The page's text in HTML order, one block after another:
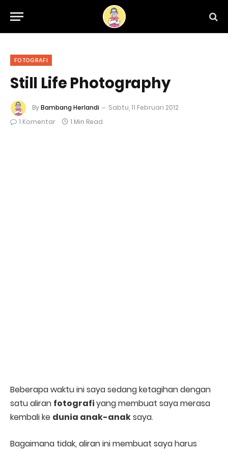
FOTOGRAFI
Still Life Photography
ByBambang Herlandi
Sabtu, 11 Februari 2012
1 Komentar
1 Min Read
Beberapa waktu ini saya sedang ketagihan dengan
satu aliran fotografiyang membuat saya merasa
kembali ke dunia anak-anaksaya.
Bagaimana tidak, aliran ini membuat saya harus